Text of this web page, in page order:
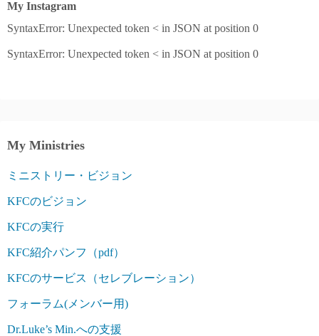
00:00
04:27
My Instagram
SyntaxError: Unexpected token < in JSON at position 0
SyntaxError: Unexpected token < in JSON at position 0
My Ministries
ミニストリー・ビジョン
KFCのビジョン
KFCの実行
KFC紹介パンフ（pdf）
KFCのサービス（セレブレーション）
フォーラム(メンバー用)
Dr.Luke’s Min.への支援